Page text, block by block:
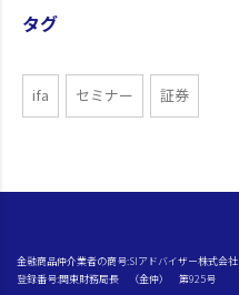
タグ
ifa セミナー 証券
金融商品仲介業者の商号:SIアドバイザー株式会社
登録番号:関東財務局長 （金仲） 第925号